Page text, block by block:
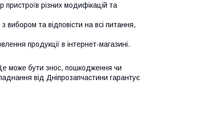
різних модифікацій та
вибором та відповісти на всі питання,
продукції в інтернет-магазині.
може бути знос, пошкодження чи
від Дніпрозапчастини гарантує